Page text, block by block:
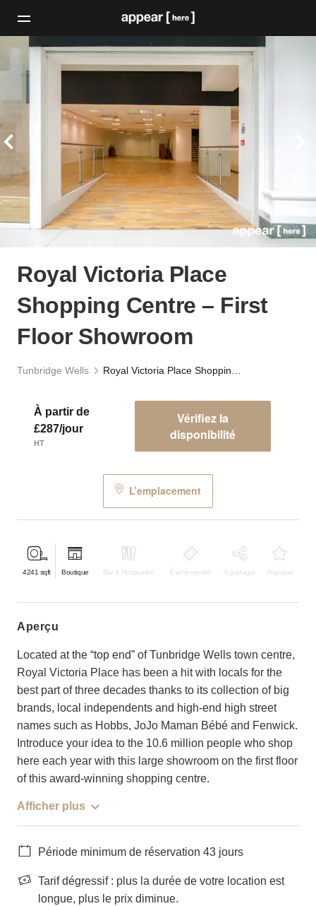
Royal Victoria Place
Shopping Centre – First
Floor Showroom
Tunbridge Wells
À partir de
£287/jour
HT
Vérifiez la
disponibilité
L’emplacement
4241 sqft Boutique Bar & Restaurant Événementiel À partager Atypique
aperçu
Located at the “top end” of Tunbridge Wells town centre,
Royal Victoria Place has been a hit with locals for the
best part of three decades thanks to its collection of big
brands, local independents and high-end high street
names such as Hobbs, JoJo Maman Bébé and Fenwick.
Introduce your idea to the 10.6 million people who shop
here each year with this large showroom on the first floor
of this award-winning shopping centre.
Afficher plus
Période minimum de réservation 43 jours
Tarif dégressif : plus la durée de votre location est
longue, plus le prix diminue.